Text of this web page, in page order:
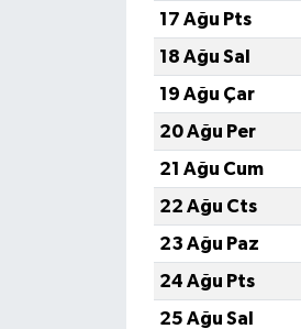
17 Ağu Pts
18 Ağu Sal
19 Ağu Çar
20 Ağu Per
21 Ağu Cum
22 Ağu Cts
23 Ağu Paz
24 Ağu Pts
25 Ağu Sal